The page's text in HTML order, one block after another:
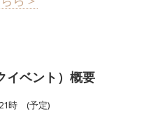
イベント）概要
時 (予定)